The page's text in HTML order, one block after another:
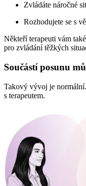
Zvládáte náročné
Rozhodujete se s
Někteří terapeuti vám
pro zvládání těžkých
Součástí posunu
Takový vývoj je
s terapeutem.